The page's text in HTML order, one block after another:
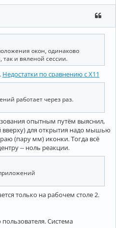
окон, одинаково
так и вяленой сессии.
Недостатки по сравнению с X11
работает через раз.
опытным путём выяснил,
для открытия надо мышью
(пару мм) иконки. Тогда всё
-- ноль реакции.
только на рабочем столе 2.
Система